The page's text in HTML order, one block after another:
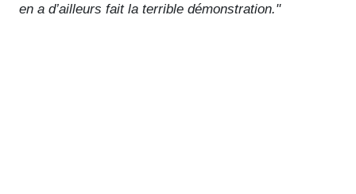
en a d’ailleurs fait la terrible démonstration."